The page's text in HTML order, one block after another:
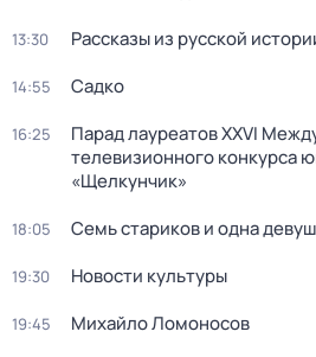
13:30 Рассказы из русской
14:55 Садко
16:25
Парад лауреатов XXVI
телевизионного конкурса
«Щелкунчик»
18:05 Семь стариков и одна
19:30 Новости культуры
19:45 Михайло Ломоносов